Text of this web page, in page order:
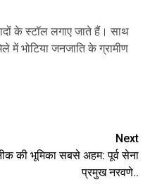
के स्टॉल लगाए जाते हैं। साथ
में भोटिया जनजाति के ग्रामीण
Next
की भूमिका सबसे अहम: पूर्व सेना
प्रमुख नरवणे..